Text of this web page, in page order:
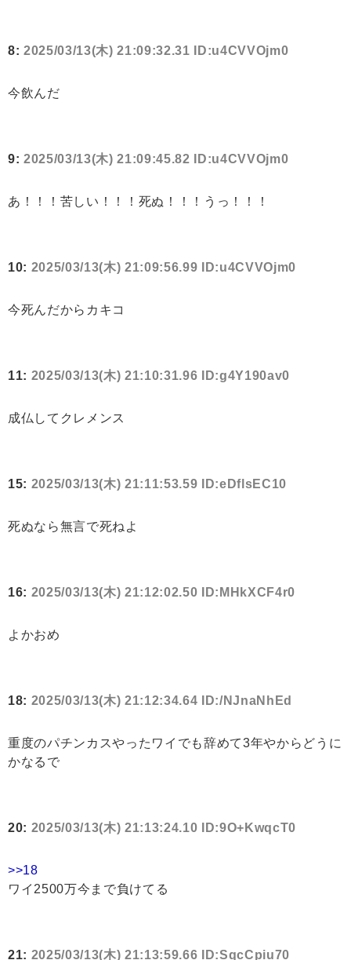
8: 2025/03/13(木) 21:09:32.31 ID:u4CVVOjm0
今飲んだ
9: 2025/03/13(木) 21:09:45.82 ID:u4CVVOjm0
あ！！！苦しい！！！死ぬ！！！うっ！！！
10: 2025/03/13(木) 21:09:56.99 ID:u4CVVOjm0
今死んだからカキコ
11: 2025/03/13(木) 21:10:31.96 ID:g4Y190av0
成仏してクレメンス
15: 2025/03/13(木) 21:11:53.59 ID:eDflsEC10
死ぬなら無言で死ねよ
16: 2025/03/13(木) 21:12:02.50 ID:MHkXCF4r0
よかおめ
18: 2025/03/13(木) 21:12:34.64 ID:/NJnaNhEd
重度のパチンカスやったワイでも辞めて3年やからどうに
かなるで
20: 2025/03/13(木) 21:13:24.10 ID:9O+KwqcT0
>>18
ワイ2500万今まで負けてる
21: 2025/03/13(木) 21:13:59.66 ID:SqcCpiu70